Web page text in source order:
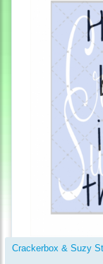
Crackerbox & Suzy